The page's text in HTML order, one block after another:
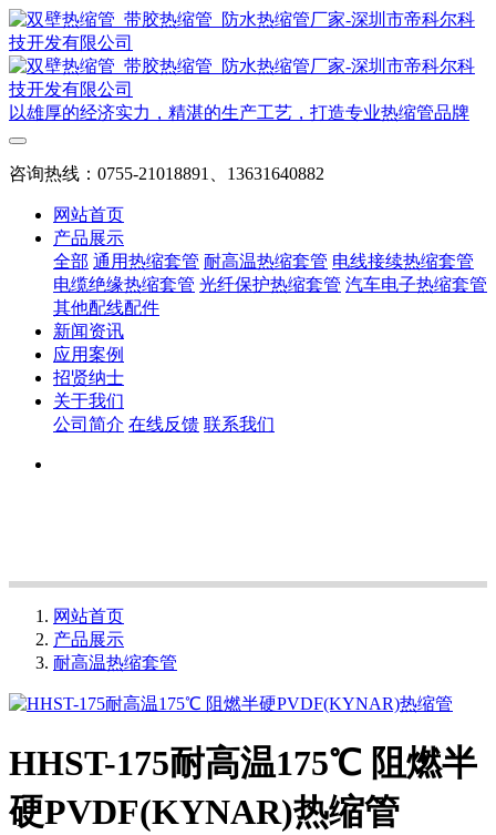
以雄厚的经济实力，精湛的生产工艺，打造专业热缩管品牌
咨询热线：0755-21018891、13631640882
网站首页
产品展示
全部 通用热缩套管 耐高温热缩套管 电线接续热缩套管
电缆绝缘热缩套管 光纤保护热缩套管 汽车电子热缩套管
其他配线配件
新闻资讯
应用案例
招贤纳士
关于我们
公司简介 在线反馈 联系我们
网站首页
产品展示
耐高温热缩套管
HHST-175耐高温175℃ 阻燃半
硬PVDF(KYNAR)热缩管